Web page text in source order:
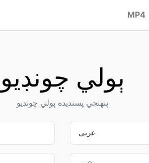
MP4
ٻولي چونڊيو
پنھنجي پسنديده ٻولي چونڊيو
عربى